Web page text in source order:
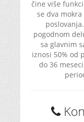
čine više
se dva
pogodnom
sa glavnim
iznosi 50% od
do 36